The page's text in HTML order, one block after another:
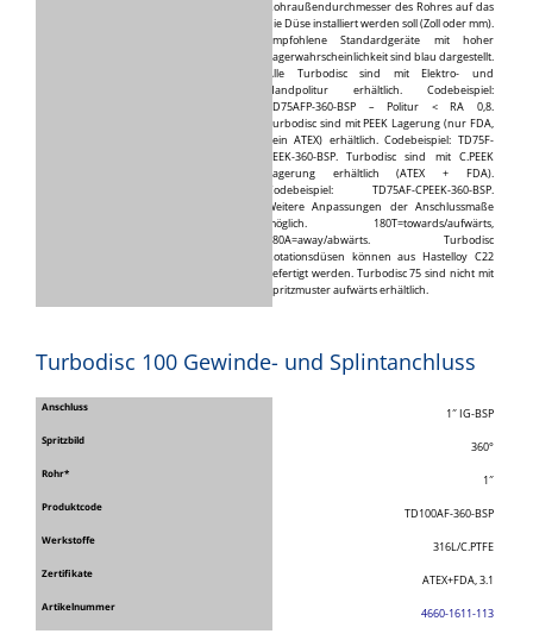
Rohraußendurchmesser des Rohres auf das
die Düse installiert werden soll (Zoll oder mm).
Empfohlene Standardgeräte mit hoher
Lagerwahrscheinlichkeit sind blau dargestellt.
Alle Turbodisc sind mit Elektro- und
Handpolitur erhältlich. Codebeispiel:
TD75AFP-360-BSP – Politur < RA 0,8.
Turbodisc sind mit PEEK Lagerung (nur FDA,
kein ATEX) erhältlich. Codebeispiel: TD75F-
PEEK-360-BSP. Turbodisc sind mit C.PEEK
Lagerung erhältlich (ATEX + FDA).
Codebeispiel: TD75AF-CPEEK-360-BSP.
Weitere Anpassungen der Anschlussmaße
möglich. 180T=towards/aufwärts,
180A=away/abwärts. Turbodisc
Rotationsdüsen können aus Hastelloy C22
gefertigt werden. Turbodisc 75 sind nicht mit
Spritzmuster aufwärts erhältlich.
Turbodisc 100 Gewinde- und Splintanchluss
1″ IG-BSP
360°
1″
TD100AF-360-BSP
316L/C.PTFE
ATEX+FDA, 3.1
4660-1611-113